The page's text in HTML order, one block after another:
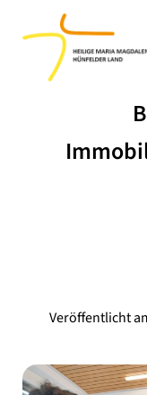
Veröffentlicht